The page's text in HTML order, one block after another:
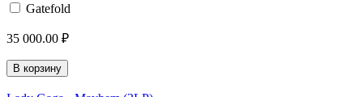
Gatefold
35 000.00 ₽
В корзину